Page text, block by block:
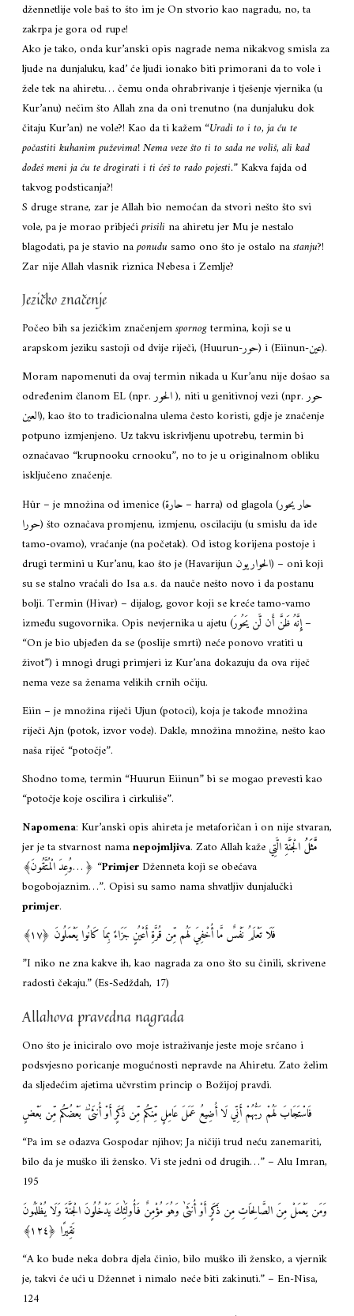
džennetlije vole baš to što im je On stvorio kao nagradu, no, ta
zakrpa je gora od rupe!
Ako je tako, onda kur’anski opis nagrade nema nikakvog smisla za
ljude na dunjaluku, kad’ će ljudi ionako biti primorani da to vole i
žele tek na ahiretu… čemu onda ohrabrivanje i tješenje vjernika (u
Kur’anu) nečim što Allah zna da oni trenutno (na dunjaluku dok
čitaju Kur’an) ne vole?! Kao da ti kažem “Uradi to i to, ja ću te
počastiti kuhanim puževima! Nema veze što ti to sada ne voliš, ali kad
dođeš meni ja ću te drogirati i ti ćeš to rado pojesti.” Kakva fajda od
takvog podsticanja?!
S druge strane, zar je Allah bio nemoćan da stvori nešto što svi
vole, pa je morao pribjećiprisili na ahiretu jer Mu je nestalo
blagodati, pa je stavio naponudu samo ono što je ostalo nastanju?!
Zar nije Allah vlasnik riznica Nebesa i Zemlje?
Jezičko značenje
Počeo bih sa jezičkim značenjemspornogtermina, koji se u
arapskom jeziku sastoji od dvije riječi, (Huurun-حور) i (Eiinun-عين).
Moram napomenuti da ovaj termin nikada u Kur’anu nije došao sa
određenim članom EL (npr. الحور ), niti u genitivnoj vezi (npr. حور
العين), kao što to tradicionalna ulema često koristi, gdje je značenje
potpuno izmjenjeno. Uz takvu iskrivljenu upotrebu, termin bi
označavao “krupnooku crnooku”, no to je u originalnom obliku
isključeno značenje.
Hûr – je množina od imenice (حارة – harra) od glagola (حار يحور
حورا) što označava promjenu, izmjenu, oscilaciju (u smislu da ide
tamo-ovamo), vraćanje (na početak). Od istog korijena postoje i
drugi termini u Kur’anu, kao što je (Havarijun الحواريون) – oni koji
su se stalno vraćali do Isa a.s. da nauče nešto novo i da postanu
bolji. Termin (Hivar) – dijalog, govor koji se kreće tamo-vamo
između sugovornika. Opis nevjernika u ajetu (إِنَّهُ ظَنَّ أَن لَّن يَحُورَ –
“On je bio ubjeđen da se (poslije smrti) neće ponovo vratiti u
život”) i mnogi drugi primjeri iz Kur’ana dokazuju da ova riječ
nema veze sa ženama velikih crnih očiju.
Eiin – je množina riječi Ujun (potoci), koja je takođe množina
riječi Ajn (potok, izvor vode). Dakle, množina množine, nešto kao
naša riječ “potočje”.
Shodno tome, termin “Huurun Eiinun” bi se mogao prevesti kao
“potočje koje oscilira i cirkuliše”.
Napomena: Kur’anski opis ahireta je metaforičan i on nije stvaran,
jer je ta stvarnost namanepojmljiva. Zato Allah kaže مَّثَلُ الْجَنَّةِ الَّتِي
وُعِدَ الْمُتَّقُونَ﴾‏… ﴿ “Primjer Dženneta koji se obećava
bogobojaznim…”. Opisi su samo nama shvatljiv dunjalučki
primjer.
فَلَا تَعْلَمُ نَفْسٌ مَّا أُخْفِيَ لَهُم مِّن قُرَّةِ أَعْيُنٍ جَزَاءً بِمَا كَانُوا يَعْمَلُونَ ‎﴿١٧﴾
”I niko ne zna kakve ih, kao nagrada za ono što su činili, skrivene
radosti čekaju.” (Es-Sedždah, 17)
Allahova pravedna nagrada
Ono što je iniciralo ovo moje istraživanje jeste moje srčano i
podsvjesno poricanje mogućnosti nepravde na Ahiretu. Zato želim
da sljedećim ajetima učvrstim princip o Božijoj pravdi.
فَاسْتَجَابَ لَهُمْ رَبُّهُمْ أَنِّي لَا أُضِيعُ عَمَلَ عَامِلٍ مِّنكُم مِّن ذَكَرٍ أَوْ أُنثَىٰ ۖ بَعْضُكُم مِّن بَعْضٍ
“Pa im se odazva Gospodar njihov; Ja ničiji trud neću zanemariti,
bilo da je muško ili žensko. Vi ste jedni od drugih…” – Alu Imran,
195
وَمَن يَعْمَلْ مِنَ الصَّالِحَاتِ مِن ذَكَرٍ أَوْ أُنثَىٰ وَهُوَ مُؤْمِنٌ فَأُولَٰئِكَ يَدْخُلُونَ الْجَنَّةَ وَلَا يُظْلَمُونَ
نَقِيرًا ‎﴿١٢٤﴾‏
“A ko bude neka dobra djela činio, bilo muško ili žensko, a vjernik
je, takvi će ući u Džennet i nimalo neće biti zakinuti.” – En-Nisa,
124